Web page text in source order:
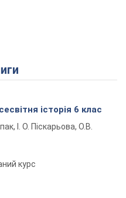
історія 6 клас
І. О. Піскарьова, О.В.
курс